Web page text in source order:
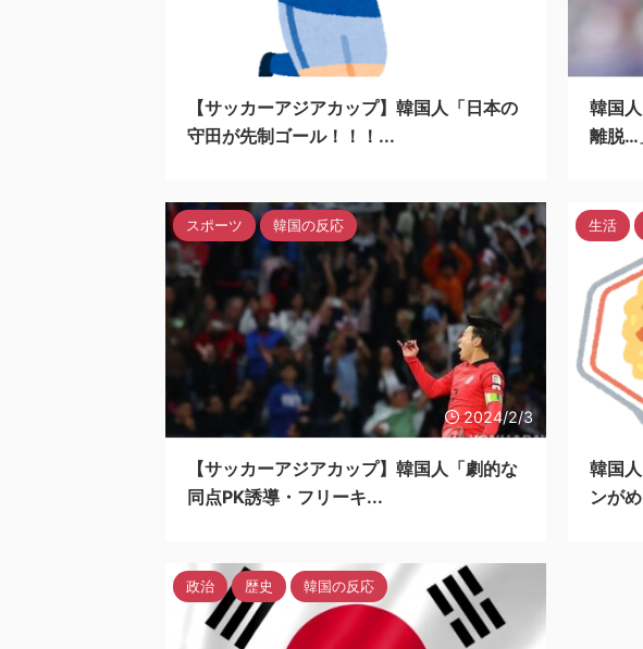
【サッカーアジアカップ】韓国人「日本の
守田が先制ゴール！！！...
韓国
離脱…
2024/2/3
スポーツ 韓国の反応
【サッカーアジアカップ】韓国人「劇的な
同点PK誘導・フリーキ...
生活
韓国
ンが
政治 歴史 韓国の反応